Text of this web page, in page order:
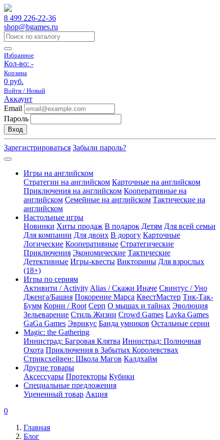
8 499 226-22-36
shop@bgames.ru
Избранное
Кол-во: -
Корзина
0 руб.
Войти / Новый
Аккаунт
Email
Пароль
Вход
Зарегистрироваться Забыли пароль?
Игры на английском
Стратегии на английском Карточные на английском
Приключения на английском Кооперативные на
английском Семейные на английском Тактические на
английском
Настольные игры
Новинки Хиты продаж В подарок Детям Для всей семьи
Для компании Для двоих В дорогу Карточные
Логические Кооперативные Стратегические
Приключения Экономические Тактические
Детективные Игры-квесты Викторины Для взрослых
(18+)
Игры по сериям
Активити / Activity Alias / Скажи Иначе Свинтус / Уно
Дженга/Башня Покорение Марса КвестМастер Тик-Так-
Бумм Корни / Root Серп О мышах и тайнах Эволюция
Зельеварение Стиль Жизни Crowd Games Lavka Games
GaGa Games Эврикус Банда умников Остальные серии
Magic: the Gathering
Иннистрад: Багровая Клятва Иннистрад: Полночная
Охота Приключения в Забытых Королевствах
Стриксхейвен: Школа Магов Калдхайм
Другие товары
Аксессуары Протекторы Кубики
Специальные предложения
Уцененный товар Акция
0
Главная
Блог